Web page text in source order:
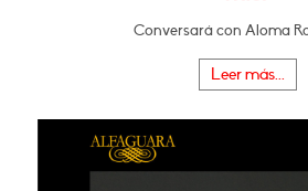
Conversará con Aloma
Leer más...